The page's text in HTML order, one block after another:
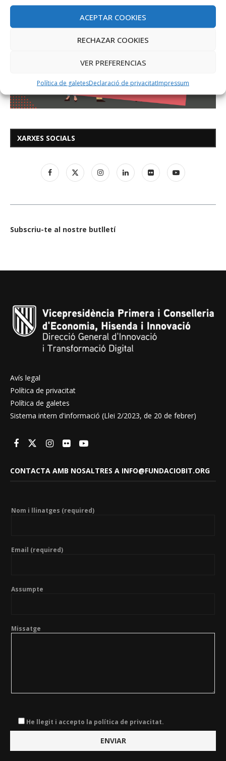
ACEPTAR COOKIES
RECHAZAR COOKIES
VER PREFERENCIAS
Política de galetesDeclaració de privacitatImpressum
XARXES SOCIALS
Subscriu-te al nostre butlletí
Avís legal
Política de privacitat
Política de galetes
Sistema intern d'informació (Llei 2/2023, de 20 de febrer)
CONTACTA AMB NOSALTRES A INFO@FUNDACIOBIT.ORG
Nom i llinatges (required)
Email (required)
Assumpte
Missatge
He llegit i accepto la política de privacitat.